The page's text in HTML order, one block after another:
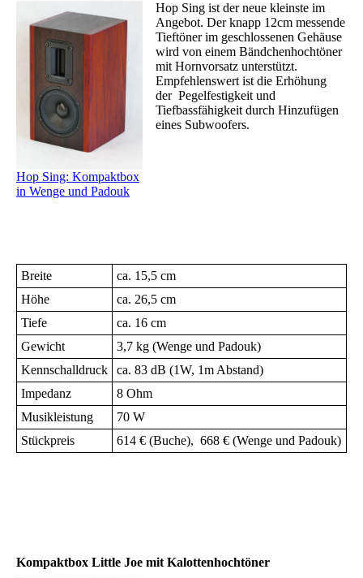
Hop Sing: Kompaktbox
in Wenge und Padouk
Hop Sing ist der neue kleinste im
Angebot. Der knapp 12cm messende
Tieftöner im geschlossenen Gehäuse
wird von einem Bändchenhochtöner
mit Hornvorsatz unterstützt.
Empfehlenswert ist die Erhöhung
der Pegelfestigkeit und
Tiefbassfähigkeit durch Hinzufügen
eines Subwoofers.
Breite
ca. 15,5 cm
Höhe
ca. 26,5 cm
Tiefe
ca. 16 cm
Gewicht
3,7 kg (Wenge und Padouk)
Kennschalldruck
ca. 83 dB (1W, 1m Abstand)
Impedanz
8 Ohm
Musikleistung
70 W
Stückpreis
614 € (Buche), 668 € (Wenge und Padouk)
Kompaktbox Little Joe mit Kalottenhochtöner